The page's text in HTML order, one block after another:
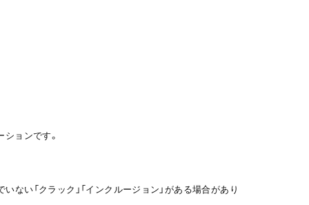
ョンです。
ない「クラック」「インクルージョン」がある場合があり